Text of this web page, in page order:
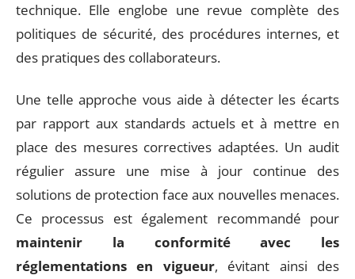
technique. Elle englobe une revue complète des
politiques de sécurité, des procédures internes, et
des pratiques des collaborateurs.
Une telle approche vous aide à détecter les écarts
par rapport aux standards actuels et à mettre en
place des mesures correctives adaptées. Un audit
régulier assure une mise à jour continue des
solutions de protection face aux nouvelles menaces.
Ce processus est également recommandé pour
maintenir la conformité avec les
réglementations en vigueur, évitant ainsi des